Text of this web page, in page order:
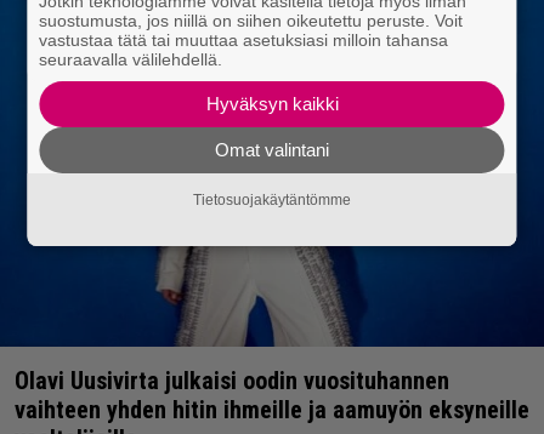
Olavi Uusivirta julkaisi oodin vuosituhannen
vaihteen yhden hitin ihmeille ja aamuyön eksyneille
suostumusta, jos niillä on siihen oikeutettu peruste. Voit
vastustaa tätä tai muuttaa asetuksiasi milloin tahansa
seuraavalla välilehdellä.
Hyväksyn kaikki
Omat valintani
Tietosuojakäytäntömme